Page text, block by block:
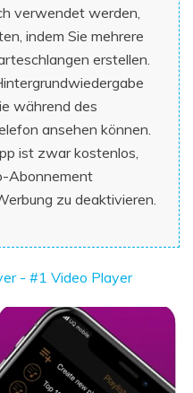
verwendet werden,
indem Sie mehrere
erstellen.
während des
ansehen können.
ist zwar kostenlos,
Abonnement
zu deaktivieren.
- #1 Video Player